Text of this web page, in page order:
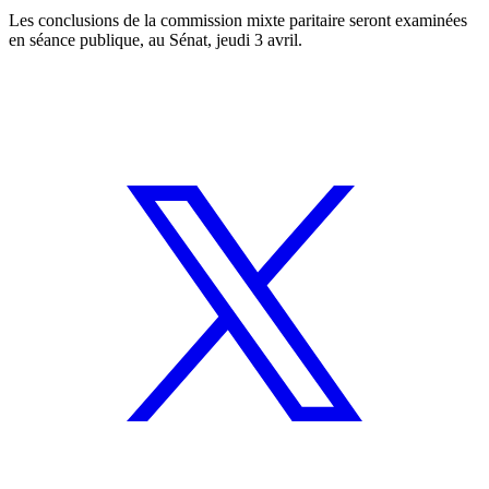
Les conclusions de la commission mixte paritaire seront examinées
en séance publique, au Sénat, jeudi 3 avril.